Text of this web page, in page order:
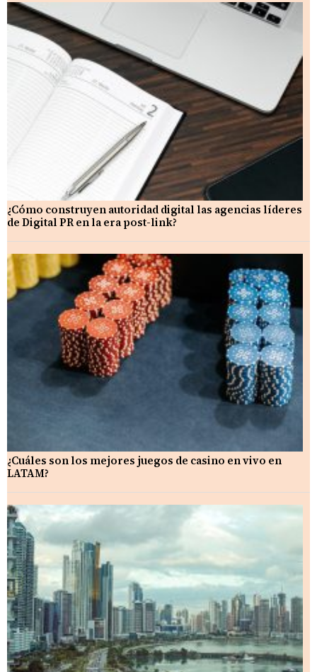
¿Cómo construyen autoridad digital las agencias líderes
de Digital PR en la era post-link?
¿Cuáles son los mejores juegos de casino en vivo en
LATAM?